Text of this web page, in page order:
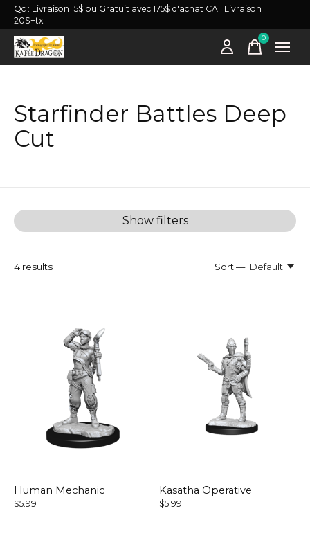
Qc : Livraison 15$ ou Gratuit avec 175$ d'achat CA : Livraison
20$+tx
0items
Starfinder Battles Deep
Cut
Show filters
4 results Sort — Default
Human Mechanic
$5.99
Kasatha Operative
$5.99